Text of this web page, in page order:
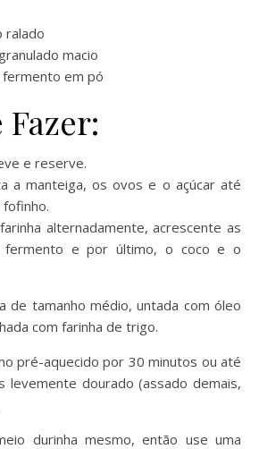
ralado
macio
em pó
e reserve.
a manteiga, os ovos e o açúcar até
alternadamente, acrescente as
fermento e por último, o coco e o
de tamanho médio, untada com óleo
com farinha de trigo.
pré-aquecido por 30 minutos ou até
levemente dourado (assado demais,
durinha mesmo, então use uma